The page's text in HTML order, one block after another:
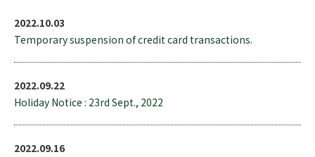
2022.10.03
Temporary suspension of credit card transactions.
2022.09.22
Holiday Notice : 23rd Sept., 2022
2022.09.16